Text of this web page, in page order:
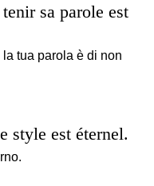
sa parole est
la tua parola è di non
style est éternel.